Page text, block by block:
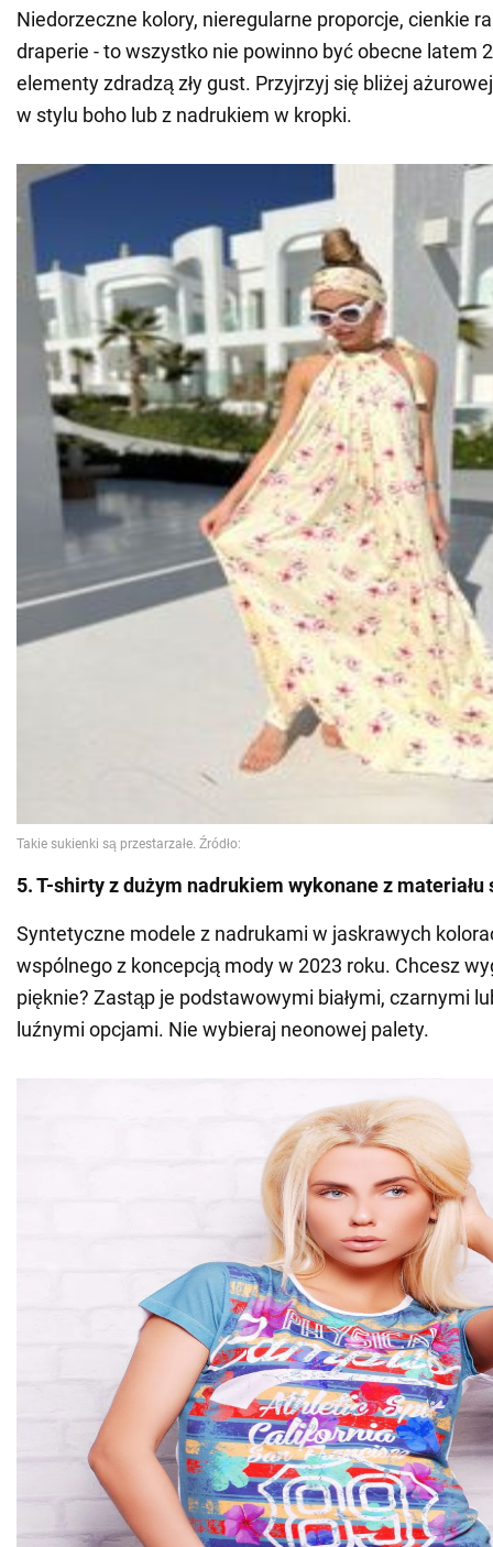
Niedorzeczne kolory, nieregularne proporcje, cienkie
draperie - to wszystko nie powinno być obecne latem
elementy zdradzą zły gust. Przyjrzyj się bliżej
w stylu boho lub z nadrukiem w kropki.
5. T-shirty z dużym nadrukiem wykonane z materiału
Syntetyczne modele z nadrukami w jaskrawych
wspólnego z koncepcją mody w 2023 roku. Chcesz
pięknie? Zastąp je podstawowymi białymi, czarnymi
luźnymi opcjami. Nie wybieraj neonowej palety.